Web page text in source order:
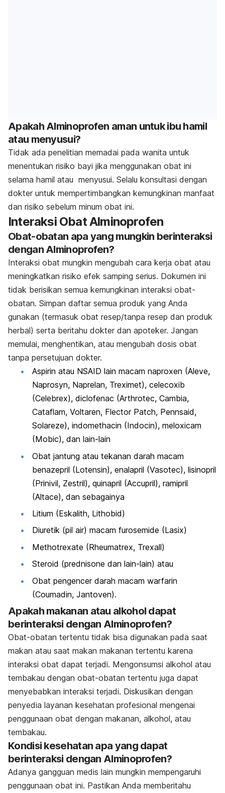
Apakah Alminoprofen aman untuk ibu hamil
atau menyusui?
Tidak ada penelitian memadai pada wanita untuk
menentukan risiko bayi jika menggunakan obat ini
selama hamil atau menyusui. Selalu konsultasi dengan
dokter untuk mempertimbangkan kemungkinan manfaat
dan risiko sebelum minum obat ini.
Interaksi Obat Alminoprofen
Obat-obatan apa yang mungkin berinteraksi
dengan Alminoprofen?
Interaksi obat mungkin mengubah cara kerja obat atau
meningkatkan risiko efek samping serius. Dokumen ini
tidak berisikan semua kemungkinan interaksi obat-
obatan. Simpan daftar semua produk yang Anda
gunakan (termasuk obat resep/tanpa resep dan produk
herbal) serta beritahu dokter dan apoteker. Jangan
memulai, menghentikan, atau mengubah dosis obat
tanpa persetujuan dokter.
Aspirin atau NSAID lain macam naproxen (Aleve,
Naprosyn, Naprelan, Treximet), celecoxib
(Celebrex), diclofenac (Arthrotec, Cambia,
Cataflam, Voltaren, Flector Patch, Pennsaid,
Solareze), indomethacin (Indocin), meloxicam
(Mobic), dan lain-lain
Obat jantung atau tekanan darah macam
benazepril (Lotensin), enalapril (Vasotec), lisinopril
(Prinivil, Zestril), quinapril (Accupril), ramipril
(Altace), dan sebagainya
Litium (Eskalith, Lithobid)
Diuretik (pil air) macam furosemide (Lasix)
Methotrexate (Rheumatrex, Trexall)
Steroid (prednisone dan lain-lain) atau
Obat pengencer darah macam warfarin
(Coumadin, Jantoven).
Apakah makanan atau alkohol dapat
berinteraksi dengan Alminoprofen?
Obat-obatan tertentu tidak bisa digunakan pada saat
makan atau saat makan makanan tertentu karena
interaksi obat dapat terjadi. Mengonsumsi alkohol atau
tembakau dengan obat-obatan tertentu juga dapat
menyebabkan interaksi terjadi. Diskusikan dengan
penyedia layanan kesehatan profesional mengenai
penggunaan obat dengan makanan, alkohol, atau
tembakau.
Kondisi kesehatan apa yang dapat
berinteraksi dengan Alminoprofen?
Adanya gangguan medis lain mungkin mempengaruhi
penggunaan obat ini. Pastikan Anda memberitahu